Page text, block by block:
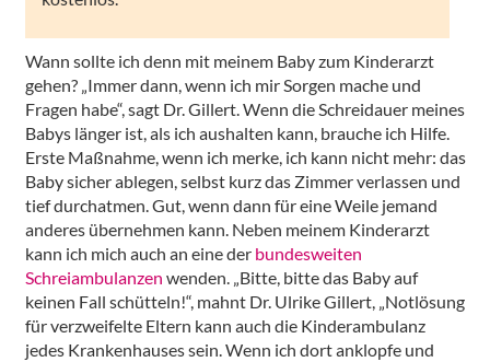
Wann sollte ich denn mit meinem Baby zum Kinderarzt
gehen? „Immer dann, wenn ich mir Sorgen mache und
Fragen habe“, sagt Dr. Gillert. Wenn die Schreidauer meines
Babys länger ist, als ich aushalten kann, brauche ich Hilfe.
Erste Maßnahme, wenn ich merke, ich kann nicht mehr: das
Baby sicher ablegen, selbst kurz das Zimmer verlassen und
tief durchatmen. Gut, wenn dann für eine Weile jemand
anderes übernehmen kann. Neben meinem Kinderarzt
kann ich mich auch an eine der bundesweiten
Schreiambulanzen wenden. „Bitte, bitte das Baby auf
keinen Fall schütteln!“, mahnt Dr. Ulrike Gillert, „Notlösung
für verzweifelte Eltern kann auch die Kinderambulanz
jedes Krankenhauses sein. Wenn ich dort anklopfe und